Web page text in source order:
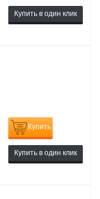
Купить в один клик
Купить
Купить в один клик